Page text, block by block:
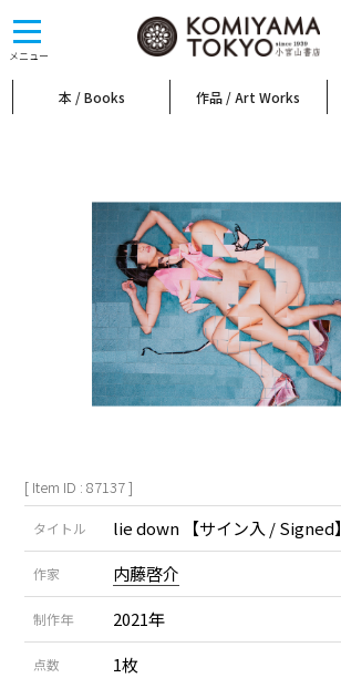
メニュー
toggle
navigation
本 / Books 作品 / Art Works
[ Item ID : 87137 ]
タイトル lie down 【サイン入 / Signed】
作家 内藤啓介
制作年 2021年
点数 1枚